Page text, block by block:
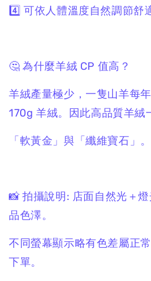
4️⃣ 可依人體溫度自然調節舒
🤔 為什麼羊絨 CP 值高？
羊絨產量極少，一隻山羊每
170g 羊絨。因此高品質羊絨
「軟黃金」與「纖維寶石」。
📸 拍攝說明: 店面自然光＋
品色澤。
不同螢幕顯示略有色差屬正
下單。